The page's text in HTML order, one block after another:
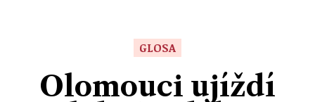
Přerov
Ekonomika
Ženy
Sport
GLOSA
Olomouci ujíždí